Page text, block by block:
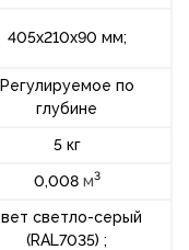
405х210х90 мм;
Регулируемое по
глубине
5кг
0,008 м3
светло-серый
(RAL7035) ;